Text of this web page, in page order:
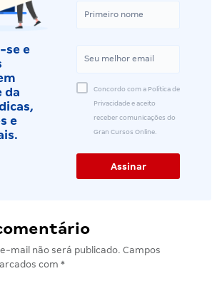
se e
da
e
Concordo com a Política de
Privacidade e aceito
receber comunicações do
Gran Cursos Online.
mail não será publicado. Campos
com *